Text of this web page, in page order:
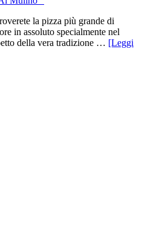
la pizza più grande di
in assoluto specialmente nel
della vera tradizione … [Leggi